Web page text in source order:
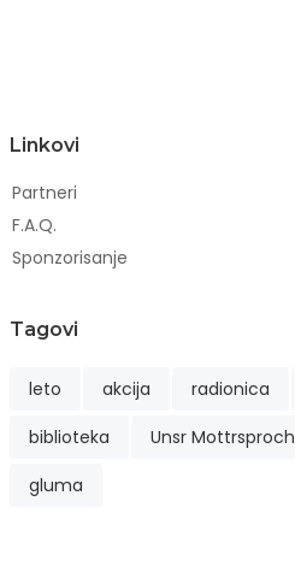
Linkovi
Partneri
F.A.Q.
Sponzorisanje
Tagovi
leto akcija radionica
biblioteka
Unsr Mottrsproch
gluma